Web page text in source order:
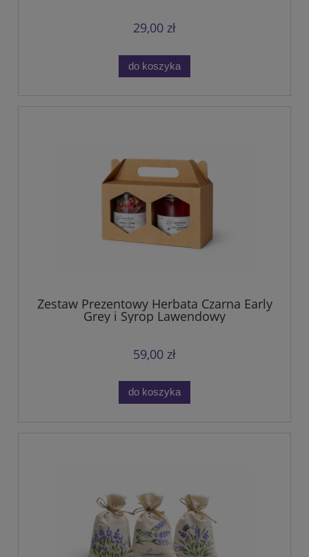
29,00 zł
do koszyka
Zestaw Prezentowy Herbata Czarna Early
Grey i Syrop Lawendowy
59,00 zł
do koszyka